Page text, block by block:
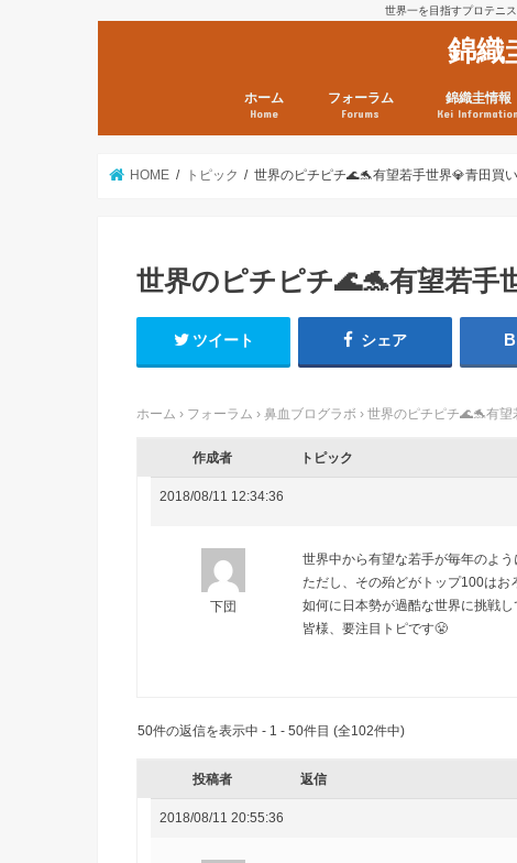
世界一を目指すプロテニ
錦織
ホーム
Home
フォーラム
Forums
錦織圭情報
Kei Information
日現在）
点）
HOME トピック 世界のピチピチ🌊🐬有望若手世界💎青田買
世界のピチピチ🌊🐬有望若手
ツイート シェア
ホーム › フォーラム › 鼻血ブログラボ › 世界のピチピチ🌊🐬有
作成者 トピック
2018/08/11 12:34:36
下団
世界中から有望な若手が毎年のよ
ただし、その殆どがトップ100は
如何に日本勢が過酷な世界に挑戦
皆様、要注目トピです😤
50件の返信を表示中 - 1 - 50件目 (全102件中)
投稿者 返信
2018/08/11 20:55:36